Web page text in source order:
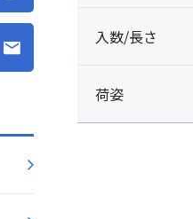
入数/長さ
荷姿